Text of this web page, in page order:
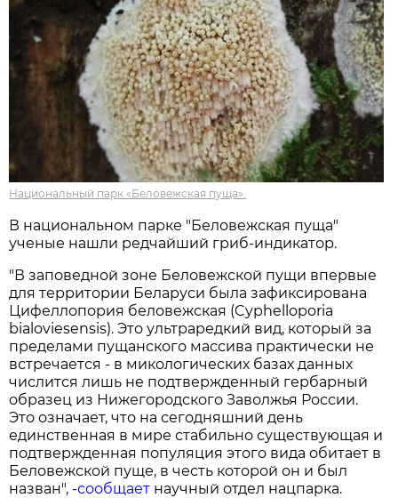
Национальный парк «Беловежская пуща».
В национальном парке "Беловежская пуща"
ученые нашли редчайший гриб-индикатор.
"В заповедной зоне Беловежской пущи впервые
для территории Беларуси была зафиксирована
Цифеллопория беловежская (Cyphelloporia
bialoviesensis). Это ультраредкий вид, который за
пределами пущанского массива практически не
встречается - в микологических базах данных
числится лишь не подтвержденный гербарный
образец из Нижегородского Заволжья России.
Это означает, что на сегодняшний день
единственная в мире стабильно существующая и
подтвержденная популяция этого вида обитает в
Беловежской пуще, в честь которой он и был
назван", -сообщает научный отдел нацпарка.